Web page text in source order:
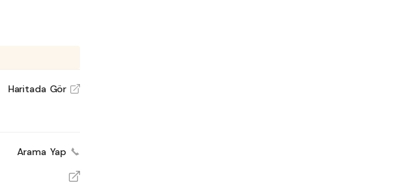
Haritada Gör V
Arama Yap
V